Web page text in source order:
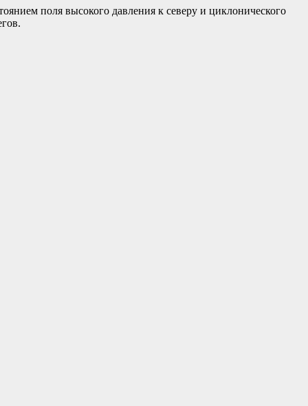
поля высокого давления к северу и циклонического